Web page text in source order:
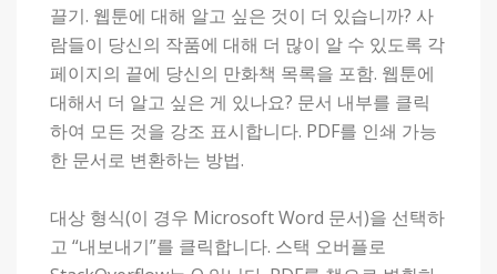
끌기. 웹툰에 대해 알고 싶은 것이 더 있습니까? 사
람들이 당신의 작품에 대해 더 많이 알 수 있도록 각
페이지의 끝에 당신의 만화책 목록을 포함. 웹툰에
대해서 더 알고 싶은 게 있나요? 문서 내부를 클릭
하여 모든 것을 강조 표시합니다. PDF를 인쇄 가능
한 문서로 변환하는 방법.
대상 형식(이 경우 Microsoft Word 문서)을 선택하
고 “내보내기”를 클릭합니다. 스택 오버플로